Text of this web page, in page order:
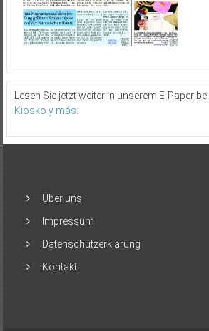
Lesen Sie jetzt weiter in unserem E-Paper bei
Kiosko y más.
Über uns
Impressum
Datenschutzerklärung
Kontakt